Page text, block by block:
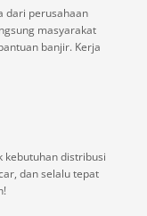
dari perusahaan
masyarakat
banjir. Kerja
kebutuhan distribusi
dan selalu tepat